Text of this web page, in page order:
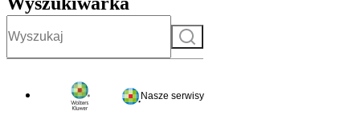
Szukaj
Nasze serwisy